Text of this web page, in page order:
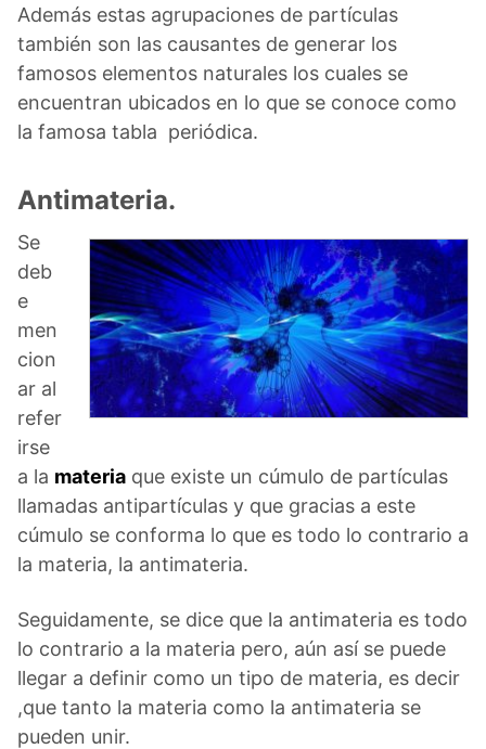
Además estas agrupaciones de partículas
también son las causantes de generar los
famosos elementos naturales los cuales se
encuentran ubicados en lo que se conoce como
la famosa tabla periódica.
Antimateria.
Se
deb
e
men
cion
ar al
refer
irse
a la materia que existe un cúmulo de partículas
llamadas antipartículas y que gracias a este
cúmulo se conforma lo que es todo lo contrario a
la materia, la antimateria.
Seguidamente, se dice que la antimateria es todo
lo contrario a la materia pero, aún así se puede
llegar a definir como un tipo de materia, es decir
,que tanto la materia como la antimateria se
pueden unir.